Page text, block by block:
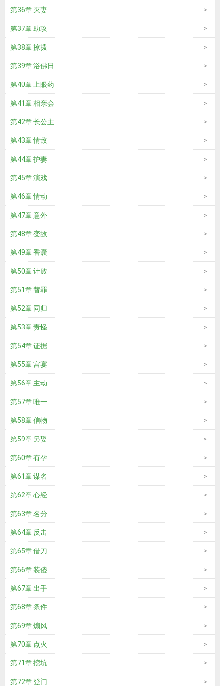
第36章 灭妻
第37章 助攻
第38章 撩拨
第39章 浴佛日
第40章 上眼药
第41章 相亲会
第42章 长公主
第43章 情敌
第44章 护妻
第45章 演戏
第46章 情动
第47章 意外
第48章 变故
第49章 香囊
第50章 计败
第51章 替罪
第52章 同归
第53章 责怪
第54章 证据
第55章 宫宴
第56章 主动
第57章 唯一
第58章 信物
第59章 另娶
第60章 有孕
第61章 谋名
第62章 心经
第63章 名分
第64章 反击
第65章 借刀
第66章 装傻
第67章 出手
第68章 条件
第69章 煽风
第70章 点火
第71章 挖坑
第72章 登门